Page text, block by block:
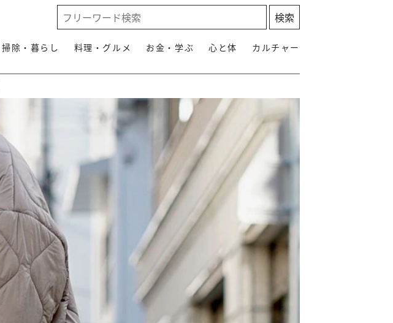
掃除・暮らし 料理・グルメ お金・学ぶ 心と体 カルチャー